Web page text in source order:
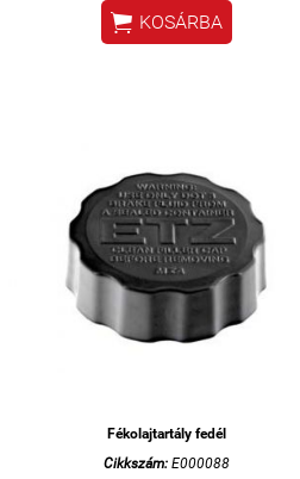
 KOSÁRBA
Fékolajtartály fedél
Cikkszám: E000088